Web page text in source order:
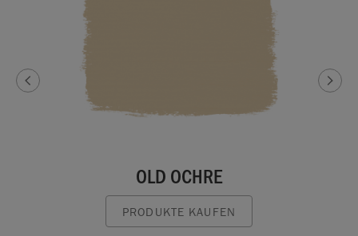
OLD OCHRE
PRODUKTE KAUFEN